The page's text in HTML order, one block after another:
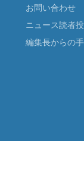
お問い合わせ
ニュース読者
編集長からの